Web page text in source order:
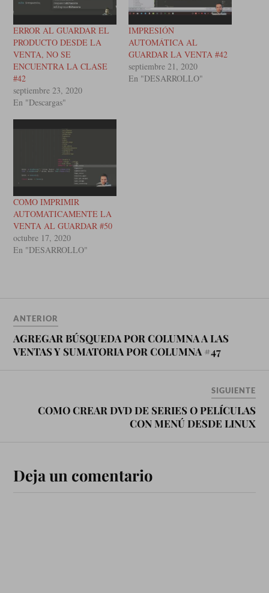
ERROR AL GUARDAR EL
PRODUCTO DESDE LA
VENTA, NO SE
ENCUENTRA LA CLASE
#42
septiembre 23, 2020
En "Descargas"
IMPRESIÓN
AUTOMÁTICA AL
GUARDAR LA VENTA #42
septiembre 21, 2020
En "DESARROLLO"
COMO IMPRIMIR
AUTOMATICAMENTE LA
VENTA AL GUARDAR #50
octubre 17, 2020
En "DESARROLLO"
ANTERIOR
AGREGAR BÚSQUEDA POR COLUMNA A LAS
VENTAS Y SUMATORIA POR COLUMNA #47
SIGUIENTE
COMO CREAR DVD DE SERIES O PELÍCULAS
CON MENÚ DESDE LINUX
Deja un comentario